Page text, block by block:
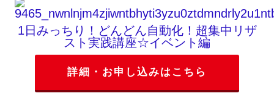
1日みっちり！どんどん自動化！超集中リザ
スト実践講座☆イベント編
詳細・お申し込みはこちら